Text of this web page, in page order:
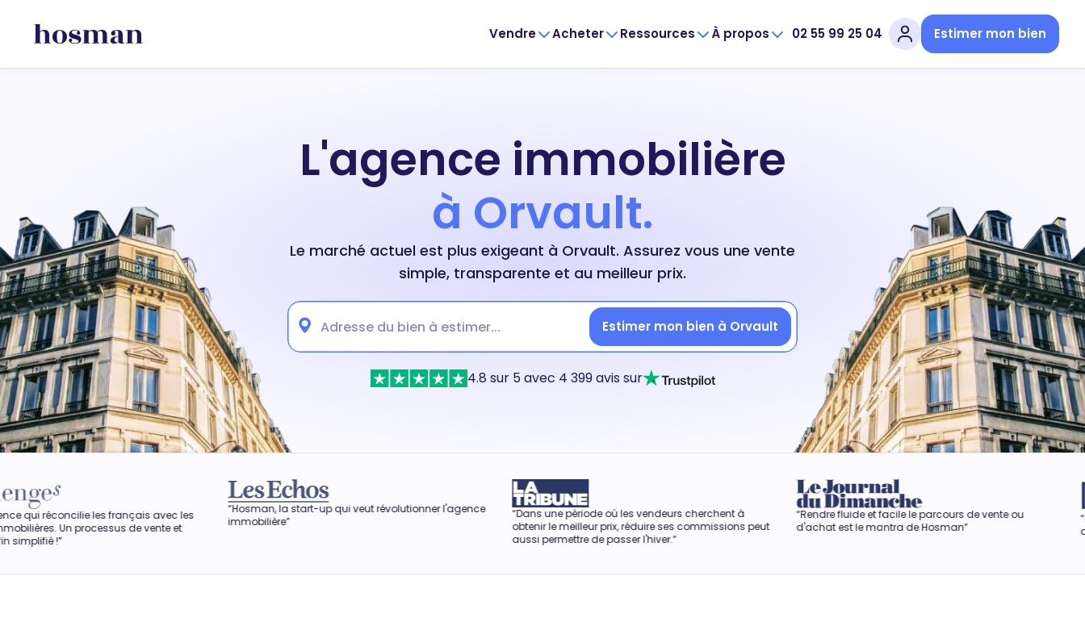
Vendre Acheter Ressources À propos 02 55 99 25 04 Estimer mon bien
L'agence immobilière
à Orvault.
Le marché actuel est plus exigeant à Orvault. Assurez vous une vente
simple, transparente et au meilleur prix.
Estimer mon bien à Orvault
4.8 sur 5 avec 4 399 avis sur
avec les
de vente et
“Hosman, la start-up qui veut révolutionner l'agence
immobilière”
“Dans une période où les vendeurs cherchent à
obtenir le meilleur prix, réduire ses commissions peut
aussi permettre de passer l'hiver.”
“Rendre fluide et facile le parcours de vente ou
d'achat est le mantra de Hosman”
“Hosman rend la vente
anxiogène.“